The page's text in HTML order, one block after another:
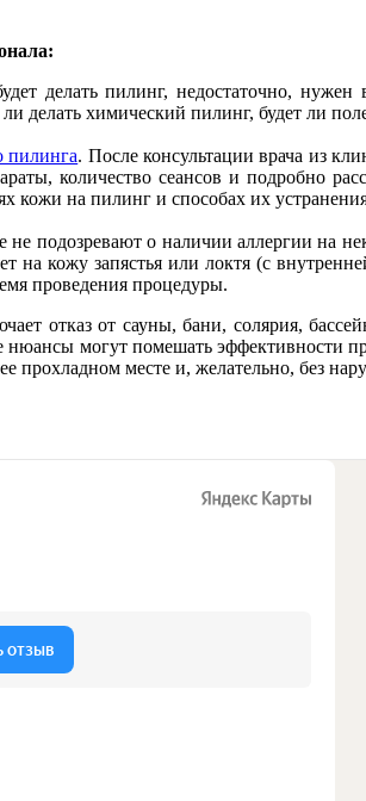
делать пилинг, недостаточно,
делать химический пилинг, будет ли
пилинга. После консультации врача из
количество сеансов и подробно
кожи на пилинг и способах их
подозревают о наличии аллергии на
на кожу запястья или локтя (с
проведения процедуры.
отказ от сауны, бани, солярия,
могут помешать эффективности
прохладном месте и, желательно, без